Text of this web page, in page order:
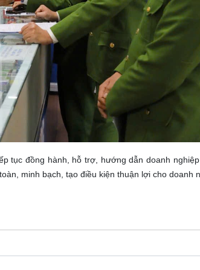
tục đồng hành, hỗ trợ, hướng dẫn doanh
minh bạch, tạo điều kiện thuận lợi cho doanh